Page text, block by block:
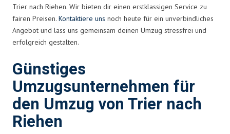
Trier nach Riehen. Wir bieten dir einen erstklassigen Service zu
fairen Preisen. Kontaktiere uns noch heute für ein unverbindliches
Angebot und lass uns gemeinsam deinen Umzug stressfrei und
erfolgreich gestalten.
Günstiges
Umzugsunternehmen für
den Umzug von Trier nach
Riehen